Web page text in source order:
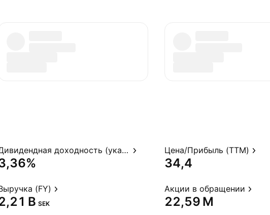
Дивидендная доходность (указ.) Цена/Прибыль (TTM)
34,4
(FY)
B‬ SEK
Акции в обращении
‪22,59 M‬